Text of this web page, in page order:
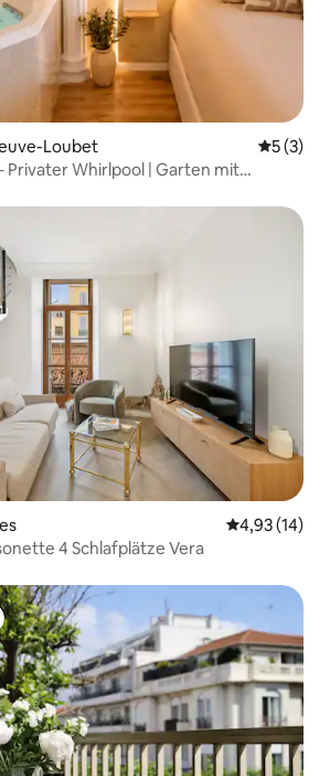
Loubet
5 (3)
Privater Whirlpool | Garten mit
4,93 (14)
4 Schlafplätze Vera